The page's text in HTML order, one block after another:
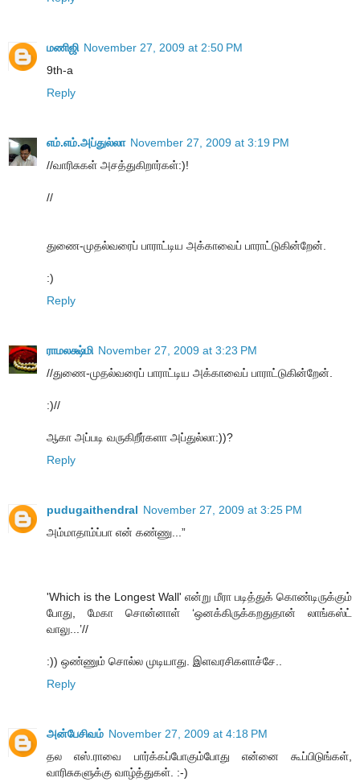
மணிஜி November 27, 2009 at 2:50 PM
9th-a
Reply
எம்.எம்.அப்துல்லா November 27, 2009 at 3:19 PM
//வாரிசுகள் அசத்துகிறார்கள்:)!
//
துணை-முதல்வரைப் பாராட்டிய அக்காவைப் பாராட்டுகின்றேன்.
:)
Reply
ராமலக்ஷ்மி November 27, 2009 at 3:23 PM
//துணை-முதல்வரைப் பாராட்டிய அக்காவைப் பாராட்டுகின்றேன்.
:)//
ஆகா அப்படி வருகிறீர்களா அப்துல்லா:))?
Reply
pudugaithendral November 27, 2009 at 3:25 PM
அம்மாதாம்ப்பா என் கண்ணு...”
'Which is the Longest Wall' என்று மீரா படித்துக் கொண்டிருக்கும்
போது, மேகா சொன்னாள் ‘ஒனக்கிருக்கறதுதான் லாங்கஸ்ட்
வாலு...’//
:)) ஒண்ணும் சொல்ல முடியாது. இளவரசிகளாச்சே..
Reply
அன்பேசிவம் November 27, 2009 at 4:18 PM
தல எஸ்.ராவை பார்க்கப்போகும்போது என்னை கூப்பிடுங்கள்,
வாரிசுகளுக்கு வாழ்த்துகள். :-)